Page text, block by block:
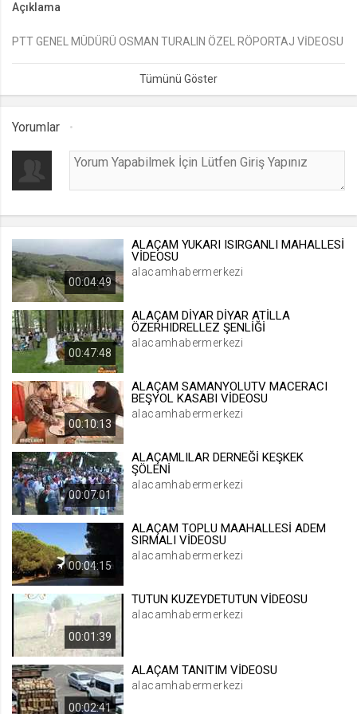
.web.tv
Seçilen dil tercihini tutmak
.web.tv
[hash]
.web.tv
Site içeriği önerme
1 yıl
voteLike*
.web.tv
1 ay
.web.tv
Açıklama
PTT GENEL MÜDÜRÜ OSMAN TURALIN ÖZEL RÖPORTAJ VİDEOSU
Yorumlar
00:04:49
ALAÇAM YUKARI ISIRGANLI MAHALLESİ
VİDEOSU
alacamhabermerkezi
00:47:48
ALAÇAM DİYAR DİYAR ATİLLA
ÖZERHIDRELLEZ ŞENLİĞİ
alacamhabermerkezi
00:10:13
ALAÇAM SAMANYOLUTV MACERACI
BEŞYOL KASABI VİDEOSU
alacamhabermerkezi
00:07:01
ALAÇAMLILAR DERNEĞİ KEŞKEK
ŞÖLENİ
alacamhabermerkezi
00:04:15
ALAÇAM TOPLU MAAHALLESİ ADEM
SIRMALI VİDEOSU
alacamhabermerkezi
00:01:39
TUTUN KUZEYDETUTUN VİDEOSU
alacamhabermerkezi
00:02:41
ALAÇAM TANITIM VİDEOSU
alacamhabermerkezi